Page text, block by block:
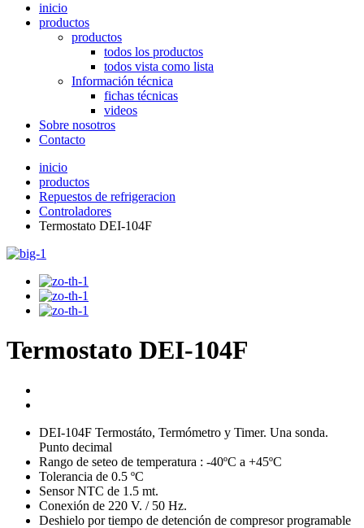
inicio
productos
productos
todos los productos
todos vista como lista
Información técnica
fichas técnicas
videos
Sobre nosotros
Contacto
inicio
productos
Repuestos de refrigeracion
Controladores
Termostato DEI-104F
Termostato DEI-104F
DEI-104F Termostáto, Termómetro y Timer. Una sonda.
Punto decimal
Rango de seteo de temperatura : -40ºC a +45ºC
Tolerancia de 0.5 ºC
Sensor NTC de 1.5 mt.
Conexión de 220 V. / 50 Hz.
Deshielo por tiempo de detención de compresor programable